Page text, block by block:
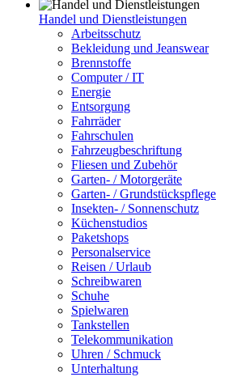
Handel und Dienstleistungen
Arbeitsschutz
Bekleidung und Jeanswear
Brennstoffe
Computer / IT
Energie
Entsorgung
Fahrräder
Fahrschulen
Fahrzeugbeschriftung
Fliesen und Zubehör
Garten- / Motorgeräte
Garten- / Grundstückspflege
Insekten- / Sonnenschutz
Küchenstudios
Paketshops
Personalservice
Reisen / Urlaub
Schreibwaren
Schuhe
Spielwaren
Tankstellen
Telekommunikation
Uhren / Schmuck
Unterhaltung